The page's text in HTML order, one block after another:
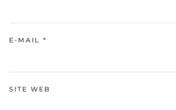
E-MAIL *
SITE WEB